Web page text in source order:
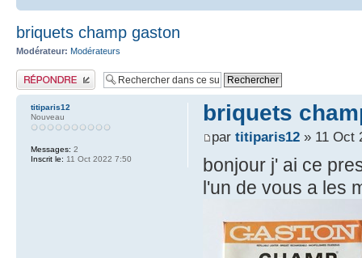
briquets champ gaston
Modérateur: Modérateurs
Publier une réponse
briquets
par titiparis12» 11 Oct
bonjour j' ai ce
l'un de vous a les
titiparis12
Nouveau
Messages: 2
Inscrit le: 11 Oct 2022 7:50